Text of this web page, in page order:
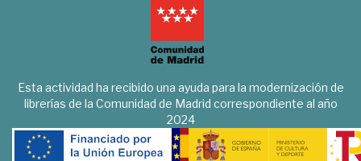
Esta actividad ha recibido una ayuda para la modernización de
librerías de la Comunidad de Madrid correspondiente al año
2024